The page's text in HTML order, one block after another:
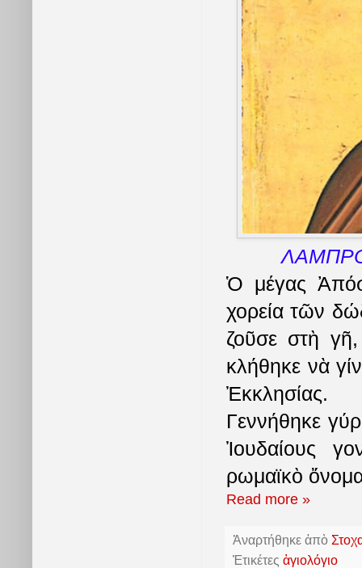
Ὁ μέγας
χορεία τῶν
ζοῦσε στὴ
κλήθηκε νὰ
Ἐκκλησίας.
Γεννήθηκε
Ἰουδαίους
ρωμαϊκὸ
Read more »
Ἀναρτήθηκε ἀπὸ
Ἐτικέτες ἁγιολόγιο